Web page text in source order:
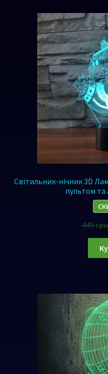
Світильник-нічник 3D
пультом та
449